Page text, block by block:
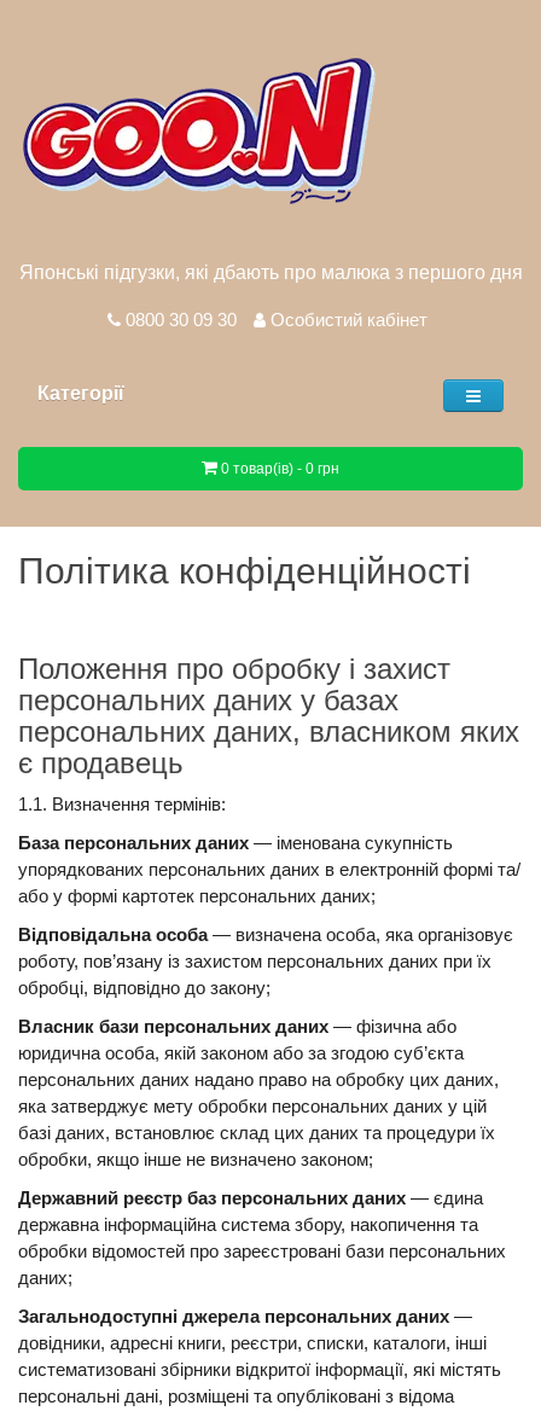
Японські підгузки, які дбають про малюка з першого дня
0800 30 09 30 Особистий кабінет
Категорії
0 товар(ів) - 0 грн
Політика конфіденційності
Положення про обробку і захист
персональних даних у базах
персональних даних, власником яких
є продавець
1.1. Визначення термінів:
База персональних даних — іменована сукупність
упорядкованих персональних даних в електронній формі та/
або у формі картотек персональних даних;
Відповідальна особа— визначена особа, яка організовує
роботу, пов’язану із захистом персональних даних при їх
обробці, відповідно до закону;
Власник бази персональних даних — фізична або
юридична особа, якій законом або за згодою суб’єкта
персональних даних надано право на обробку цих даних,
яка затверджує мету обробки персональних даних у цій
базі даних, встановлює склад цих даних та процедури їх
обробки, якщо інше не визначено законом;
Державний реєстр баз персональних даних — єдина
державна інформаційна система збору, накопичення та
обробки відомостей про зареєстровані бази персональних
даних;
Загальнодоступні джерела персональних даних —
довідники, адресні книги, реєстри, списки, каталоги, інші
систематизовані збірники відкритої інформації, які містять
персональні дані, розміщені та опубліковані з відома